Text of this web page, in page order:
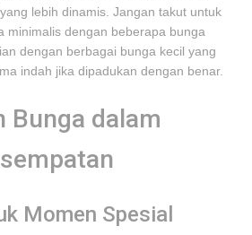
lebih dinamis. Jangan takut untuk
minimalis dengan beberapa bunga
dengan berbagai bunga kecil yang
indah jika dipadukan dengan benar.
Bunga dalam
Momen Spesial